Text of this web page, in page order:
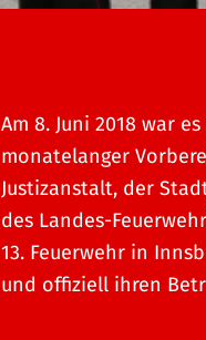
Am 8. Juni 2018 war
monatelanger
Justizanstalt, der
des Landes-
13. Feuerwehr in
und offiziell ihren